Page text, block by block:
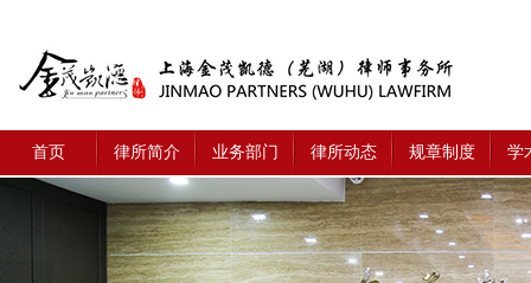
首页 律所简介 业务部门 律所动态 规章制度 学